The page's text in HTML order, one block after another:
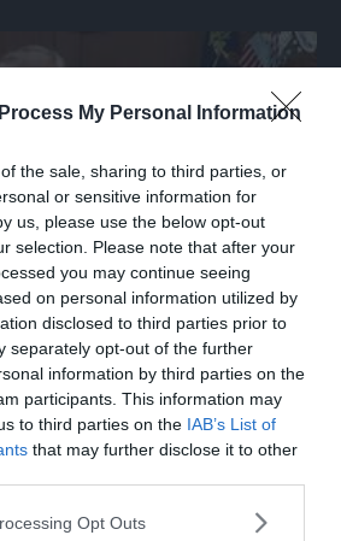
My Personal Information
the sale, sharing to third parties, or
or sensitive information for
us, please use the below opt-out
selection. Please note that after your
you may continue seeing
on personal information utilized by
disclosed to third parties prior to
separately opt-out of the further
information by third parties on the
participants. This information may
to third parties on the IAB’s List of
that may further disclose it to other
Opt Outs
di Hamas: “Israele è
a riguardo”